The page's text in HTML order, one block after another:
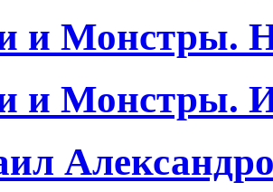
и Монстры.
и Монстры.